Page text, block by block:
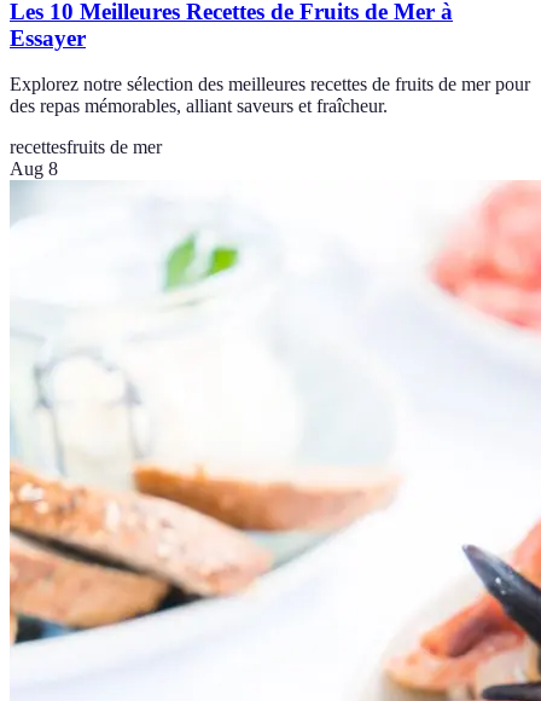
Les 10 Meilleures Recettes de Fruits de Mer à
Essayer
Explorez notre sélection des meilleures recettes de fruits de mer pour
des repas mémorables, alliant saveurs et fraîcheur.
recettesfruits de mer
Aug 8